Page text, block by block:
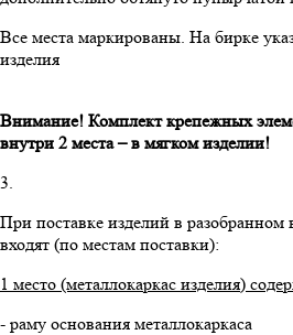
Все места маркированы. На бирке
изделия
Внимание! Комплект крепежных
внутри 2 места – в мягком изделии!
3.
При поставке изделий в разобранном
входят (по местам поставки):
1 место (металлокаркас изделия)
- раму основания металлокаркаса